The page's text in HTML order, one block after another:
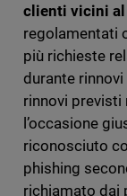
clienti vicini
regolamentati
più richieste
durante rinnovi
rinnovi previsti
l’occasione
riconosciuto
phishing
richiamato dai